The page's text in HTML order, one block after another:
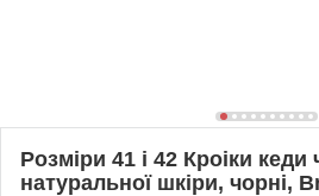
Розміри 41 і 42 Кроіки кеди
натуральної шкіри, чорні,